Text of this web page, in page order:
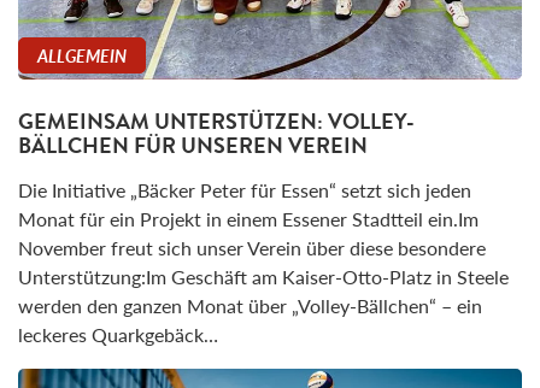
ALLGEMEIN
GEMEINSAM UNTERSTÜTZEN: VOLLEY-
BÄLLCHEN FÜR UNSEREN VEREIN
Die Initiative „Bäcker Peter für Essen“ setzt sich jeden
Monat für ein Projekt in einem Essener Stadtteil ein.Im
November freut sich unser Verein über diese besondere
Unterstützung:Im Geschäft am Kaiser-Otto-Platz in Steele
werden den ganzen Monat über „Volley-Bällchen“ – ein
leckeres Quarkgebäck…